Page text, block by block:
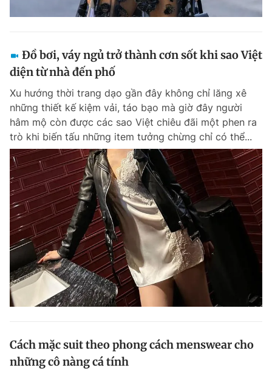
Đồ bơi, váy ngủ trở thành cơn sốt khi sao Việt
diện từ nhà đến phố
Xu hướng thời trang dạo gần đây không chỉ lăng xê
những thiết kế kiệm vải, táo bạo mà giờ đây người
hâm mộ còn được các sao Việt chiêu đãi một phen ra
trò khi biến tấu những item tưởng chừng chỉ có thể...
Cách mặc suit theo phong cách menswear cho
những cô nàng cá tính